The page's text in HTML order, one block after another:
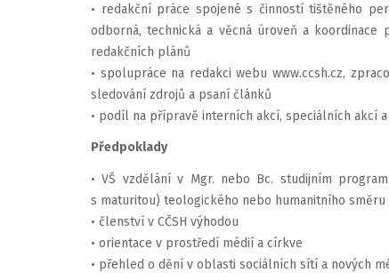
• redakční práce spojené s činností tištěného
odborná, technická a věcná úroveň a
redakčních plánů
• spolupráce na redakci webu www.ccsh.cz,
sledování zdrojů a psaní článků
• podíl na přípravě interních akcí, speciálních akcí
Předpoklady
• VŠ vzdělání v Mgr. nebo Bc. studijním
s maturitou) teologického nebo humanitního
• členství v CČSH výhodou
• orientace v prostředí médií a církve
• přehled o dění v oblasti sociálních sítí a nových